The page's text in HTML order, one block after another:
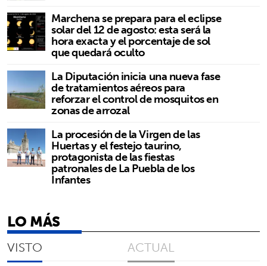
Marchena se prepara para el eclipse
solar del 12 de agosto: esta será la
hora exacta y el porcentaje de sol
que quedará oculto
La Diputación inicia una nueva fase
de tratamientos aéreos para
reforzar el control de mosquitos en
zonas de arrozal
La procesión de la Virgen de las
Huertas y el festejo taurino,
protagonista de las fiestas
patronales de La Puebla de los
Infantes
LO MÁS
VISTO ACTUAL